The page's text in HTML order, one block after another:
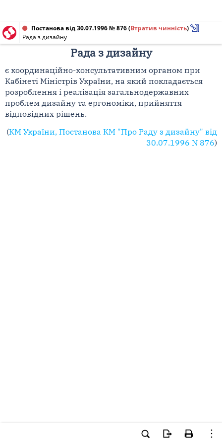
Постанова від 30.07.1996 № 876(Втратив чинність)
Рада з дизайну